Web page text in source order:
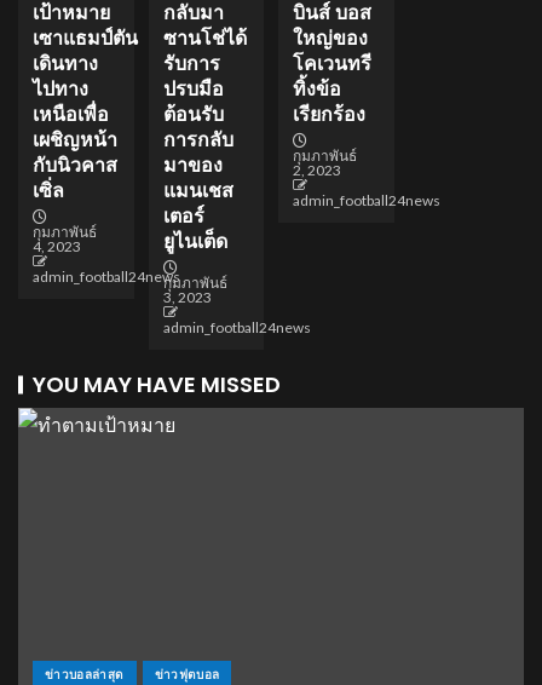
เป้าหมาย
เซาแธมป์ตัน
เดินทาง
ไปทาง
เหนือเพื่อ
เผชิญหน้า
กับนิวคาส
เซิ่ล
กุมภาพันธ์
4, 2023
admin_football24news
กลับมา
ซานโช่ได้
รับการ
ปรบมือ
ต้อนรับ
การกลับ
มาของ
แมนเชส
เตอร์
ยูไนเต็ด
กุมภาพันธ์
3, 2023
admin_football24news
บินส์ บอส
ใหญ่ของ
โคเวนทรี
ทิ้งข้อ
เรียกร้อง
กุมภาพันธ์
2, 2023
admin_football24news
YOU MAY HAVE MISSED
ข่าวบอลล่าสุด ข่าวฟุตบอล